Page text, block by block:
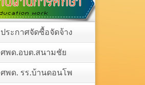
ประกาศจัดซื้อจัดจ้าง
ศพด.อบต.สนามชัย
ศพด. รร.บ้านดอนโพ